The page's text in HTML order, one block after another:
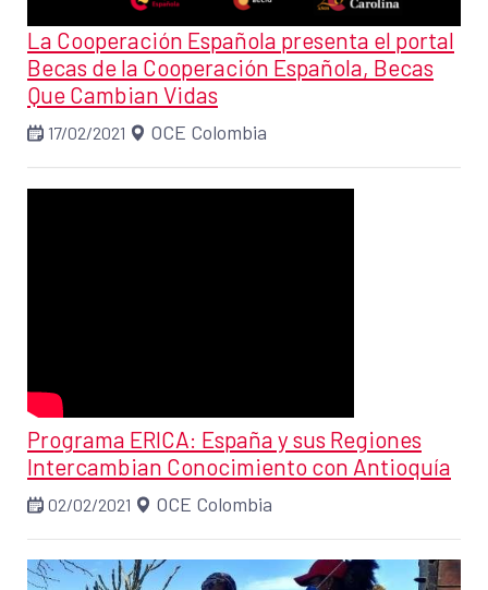
La Cooperación Española presenta el portal
Becas de la Cooperación Española, Becas
Que Cambian Vidas
17/02/2021 OCE Colombia
Programa ERICA: España y sus Regiones
Intercambian Conocimiento con Antioquía
02/02/2021 OCE Colombia